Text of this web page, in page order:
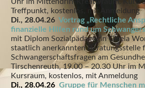
Treffpunkt, kostenlos, mit Anmeldung
Di., 28.04.26Vortrag „Rechtliche
finanzielle Hilfen rund um
mit Diplom Sozialpädagogin Gisela
staatlich anerkannten Beratungsstelle
Schwangerschaftsfragen am
Tirschenreuth, 19.00 – 20.30 Uhr im
Kursraum, kostenlos, mit Anmeldung
Di., 28.04.26 Gruppe für Menschen